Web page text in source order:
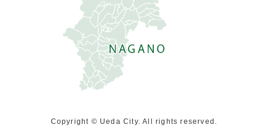
Copyright © Ueda City. All rights reserved.